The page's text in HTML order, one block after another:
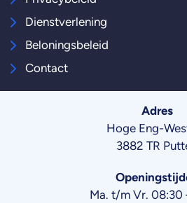
Dienstverlening
Beloningsbeleid
Contact
Adres
Hoge Eng-
3882 TR
Ma. t/m Vr. 08:30